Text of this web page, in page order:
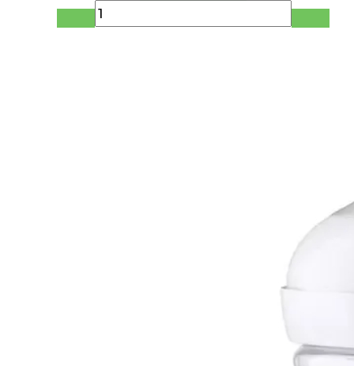
34.64 руб..
27.71 руб..